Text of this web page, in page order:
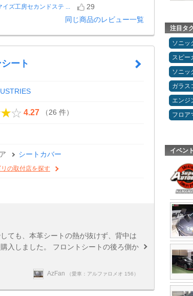
イズ工房セカンドステ ...
29
同じ商品のレビュー一覧
ート
4.27 （26 件）
シートカバー
の取付店を探す
ても、本革シートの熱が抜けず、背中は
入しました。 フロントシートの後ろ側か
AzFan （愛車：アルファロメオ 156）
注目タ
ソニッ
スピー
ソニッ
ガラス
エンジ
フロア
イベン